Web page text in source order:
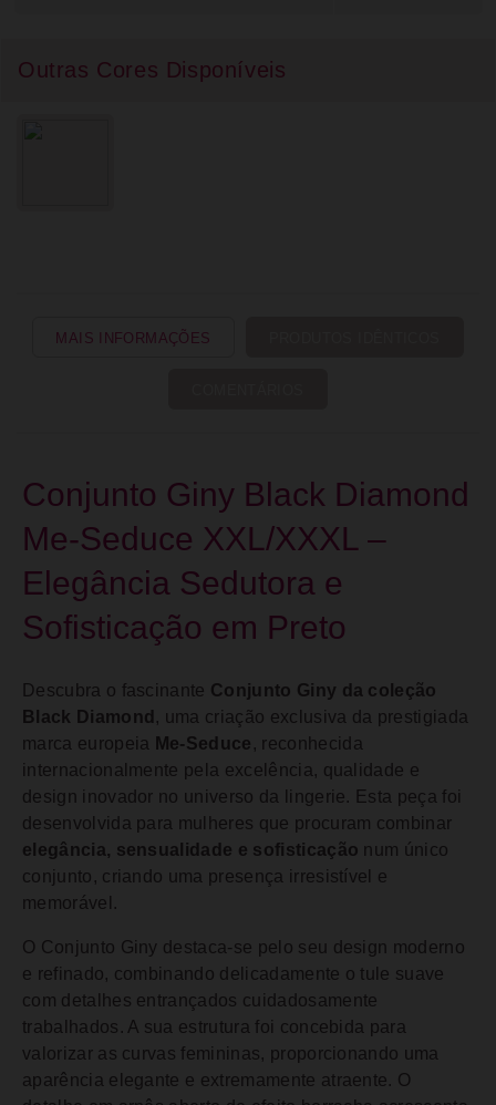
Outras Cores Disponíveis
MAIS INFORMAÇÕES
Conjunto Giny Black Diamond
Me-Seduce XXL/XXXL –
Elegância Sedutora e
Sofisticação em Preto
Descubra o fascinante Conjunto Giny da coleção
Black Diamond , uma criação exclusiva da prestigiada
marca europeia Me-Seduce , reconhecida
internacionalmente pela excelência, qualidade e
design inovador no universo da lingerie. Esta peça foi
desenvolvida para mulheres que procuram combinar
elegância, sensualidade e sofisticação num único
conjunto, criando uma presença irresistível e
memorável.
O Conjunto Giny destaca-se pelo seu design moderno
e refinado, combinando delicadamente o tule suave
com detalhes entrançados cuidadosamente
trabalhados. A sua estrutura foi concebida para
valorizar as curvas femininas, proporcionando uma
aparência elegante e extremamente atraente. O